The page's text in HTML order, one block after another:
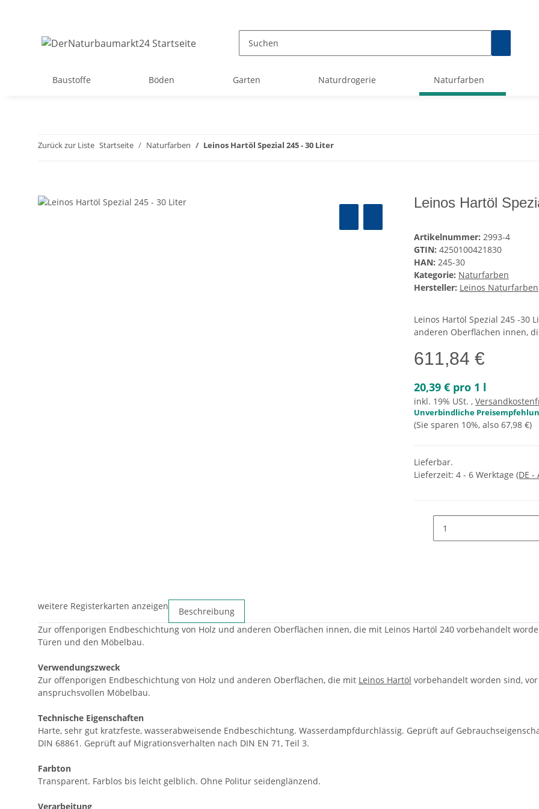
Baustoffe Böden Garten Naturdrogerie Naturfarben
Zurück zur Liste Startseite Naturfarben Leinos Hartöl Spezial 245 - 30 Liter
Leinos Hartöl
Artikelnummer: 2993-4
GTIN: 4250100421830
HAN: 245-30
Kategorie: Naturfarben
Hersteller: Leinos Naturfarben
Leinos Hartöl Spezial 245 -30
anderen Oberflächen innen,
611,84 €
20,39 € pro 1 l
inkl. 19% USt. ,
Unverbindliche
(Sie sparen 10%, also 67,98 €)
Lieferbar.
Lieferzeit: 4 - 6 Werktage (DE
weitere Registerkarten anzeigen
Beschreibung
Zur offenporigen Endbeschichtung von Holz und anderen Oberflächen innen, die mit Leinos Hartöl 240 vorbehandelt
Türen und den Möbelbau.
Verwendungszweck
Zur offenporigen Endbeschichtung von Holz und anderen Oberflächen, die mit Leinos Hartöl vorbehandelt worden sind,
anspruchsvollen Möbelbau.
Technische Eigenschaften
Harte, sehr gut kratzfeste, wasserabweisende Endbeschichtung. Wasserdampfdurchlässig. Geprüft auf
DIN 68861. Geprüft auf Migrationsverhalten nach DIN EN 71, Teil 3.
Farbton
Transparent. Farblos bis leicht gelblich. Ohne Politur seidenglänzend.
Verarbeitung